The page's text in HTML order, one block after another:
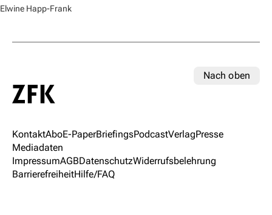
Elwine Happ-Frank
Nach oben
KontaktAboE-PaperBriefingsPodcastVerlagPresse
Mediadaten
ImpressumAGBDatenschutzWiderrufsbelehrung
BarrierefreiheitHilfe/FAQ